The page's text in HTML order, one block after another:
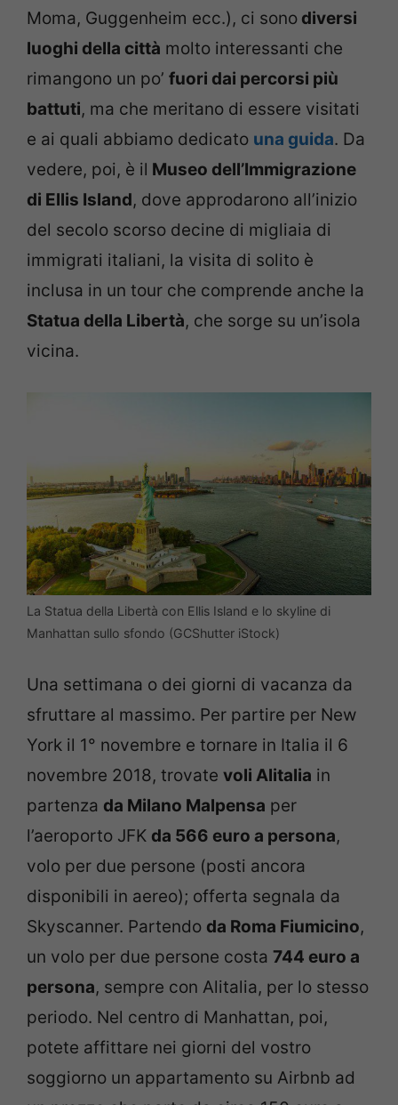
Moma, Guggenheim ecc.), ci sono diversi
luoghi della città molto interessanti che
rimangono un po’ fuori dai percorsi più
battuti, ma che meritano di essere visitati
e ai quali abbiamo dedicato una guida. Da
vedere, poi, è il Museo dell’Immigrazione
di Ellis Island, dove approdarono all’inizio
del secolo scorso decine di migliaia di
immigrati italiani, la visita di solito è
inclusa in un tour che comprende anche la
Statua della Libertà, che sorge su un’isola
vicina.
La Statua della Libertà con Ellis Island e lo skyline di
Manhattan sullo sfondo (GCShutter iStock)
Una settimana o dei giorni di vacanza da
sfruttare al massimo. Per partire per New
York il 1° novembre e tornare in Italia il 6
novembre 2018, trovate voli Alitalia in
partenza da Milano Malpensa per
l’aeroporto JFK da 566 euro a persona,
volo per due persone (posti ancora
disponibili in aereo); offerta segnala da
Skyscanner. Partendo da Roma Fiumicino,
un volo per due persone costa 744 euro a
persona, sempre con Alitalia, per lo stesso
periodo. Nel centro di Manhattan, poi,
potete affittare nei giorni del vostro
soggiorno un appartamento su Airbnb ad